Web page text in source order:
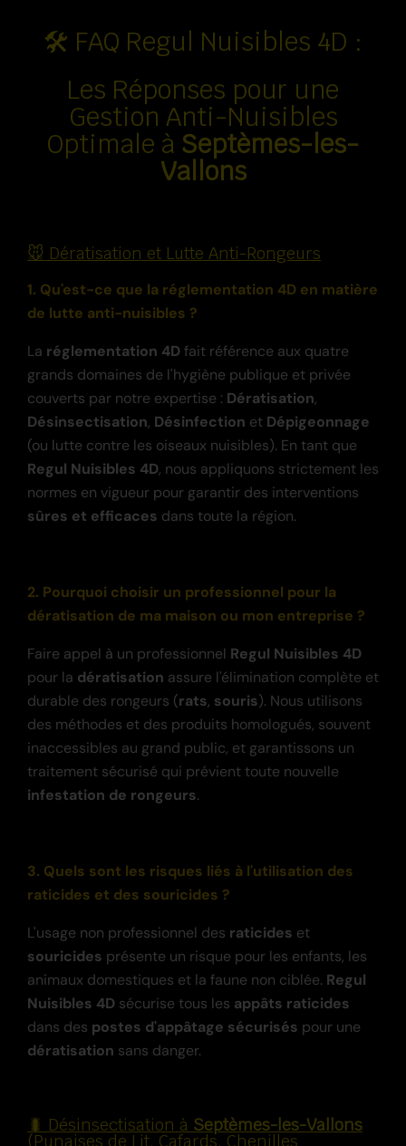
🛠️ FAQ Regul Nuisibles 4D :
Les Réponses pour une
Gestion Anti-Nuisibles
Optimale à Septèmes-les-
Vallons
🐭 Dératisation et Lutte Anti-Rongeurs
1. Qu'est-ce que la réglementation 4D en matière
de lutte anti-nuisibles ?
La réglementation 4Dfait référence aux quatre
grands domaines de l'hygiène publique et privée
couverts par notre expertise : Dératisation,
Désinsectisation, Désinfection et Dépigeonnage
(ou lutte contre les oiseaux nuisibles). En tant que
Regul Nuisibles 4D, nous appliquons strictement les
normes en vigueur pour garantir des interventions
sûres et efficaces dans toute la région.
2. Pourquoi choisir un professionnel pour la
dératisation de ma maison ou mon entreprise ?
Faire appel à un professionnel Regul Nuisibles 4D
pour la dératisation assure l'élimination complète et
durable des rongeurs (rats, souris). Nous utilisons
des méthodes et des produits homologués, souvent
inaccessibles au grand public, et garantissons un
traitement sécurisé qui prévient toute nouvelle
infestation de rongeurs.
3. Quels sont les risques liés à l'utilisation des
raticides et des souricides ?
L'usage non professionnel des raticides et
souricides présente un risque pour les enfants, les
animaux domestiques et la faune non ciblée. Regul
Nuisibles 4D sécurise tous les appâts raticides
dans des postes d'appâtage sécurisés pour une
dératisation sans danger.
🐛 Désinsectisation à Septèmes-les-Vallons
(Punaises de Lit, Cafards, Chenilles